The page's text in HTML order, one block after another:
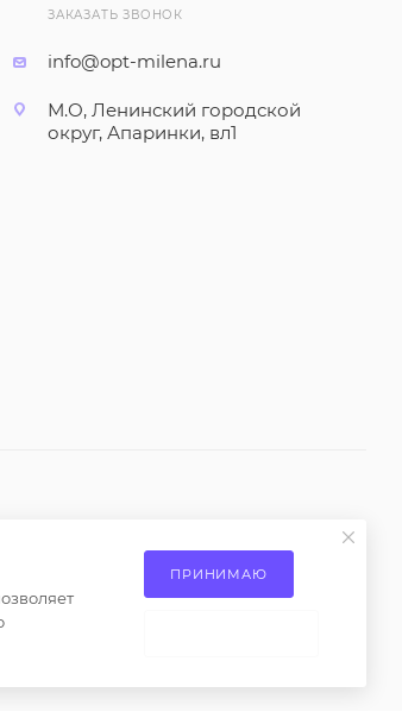
ЗАКАЗАТЬ ЗВОНОК
info@opt-milena.ru
М.О, Ленинский городской
округ, Апаринки, вл1
статьи 437 Гражданского кодекса
письменного разрешения
ПРИНИМАЮ